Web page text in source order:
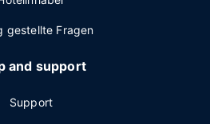
gestellte Fragen
and support
Support